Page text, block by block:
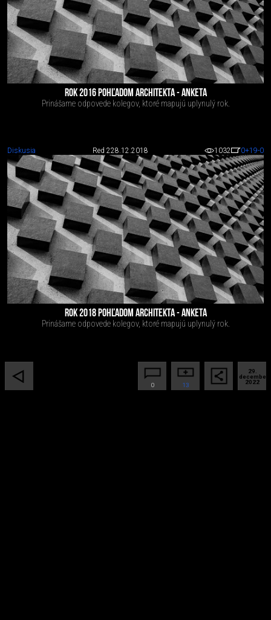
ROK 2016 POHĽADOM ARCHITEKTA - ANKETA
Prinášame odpovede kolegov, ktoré mapujú uplynulý rok.
Diskusia Red 228.12.2018 1032 0+19-0
ROK 2018 POHĽADOM ARCHITEKTA - ANKETA
Prinášame odpovede kolegov, ktoré mapujú uplynulý rok.
29.
december
2022
13
0